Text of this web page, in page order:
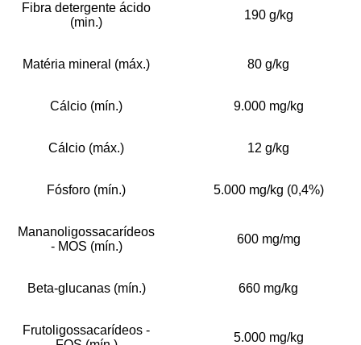
Fibra detergente ácido
(min.)
190 g/kg
Matéria mineral (máx.) 80 g/kg
Cálcio (mín.) 9.000 mg/kg
Cálcio (máx.) 12 g/kg
Fósforo (mín.) 5.000 mg/kg (0,4%)
Mananoligossacarídeos
- MOS (mín.)
600 mg/mg
Beta-glucanas (mín.) 660 mg/kg
Frutoligossacarídeos -
5.000 mg/kg